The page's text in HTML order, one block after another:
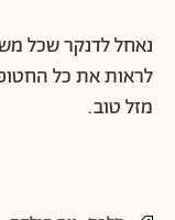
נאחל לדנקר שכל
לראות את כל
מזל טוב.